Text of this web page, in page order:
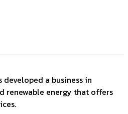
developed a business in
renewable energy that offers